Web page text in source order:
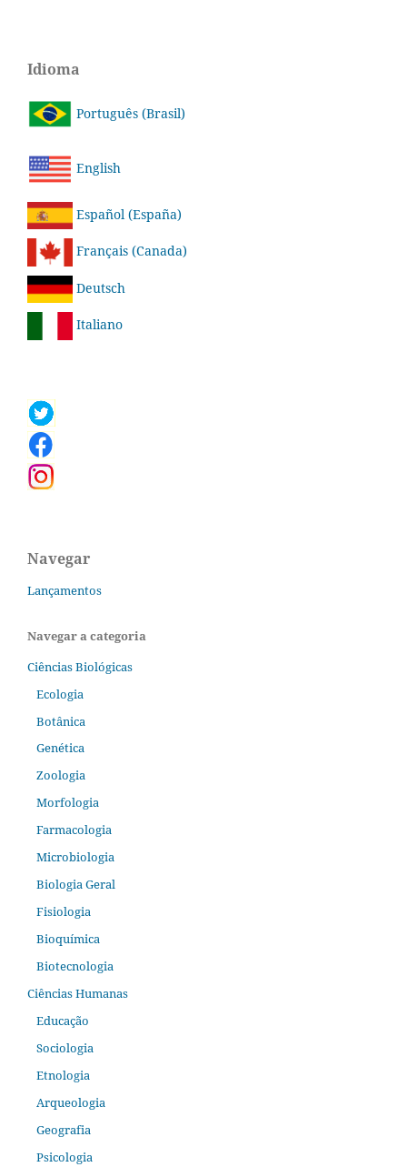
Idioma
Português (Brasil)
English
Español (España)
Français (Canada)
Deutsch
Italiano
Navegar
Lançamentos
Navegar a categoria
Ciências Biológicas
Ecologia
Botânica
Genética
Zoologia
Morfologia
Farmacologia
Microbiologia
Biologia Geral
Fisiologia
Bioquímica
Biotecnologia
Ciências Humanas
Educação
Sociologia
Etnologia
Arqueologia
Geografia
Psicologia